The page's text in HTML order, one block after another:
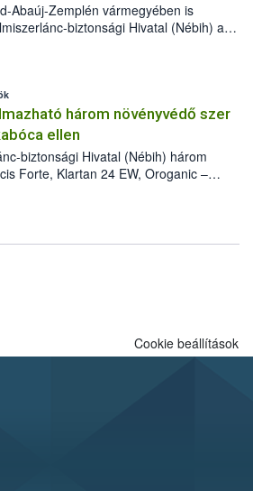
Abaúj-Zemplén vármegyében is
biztonsági Hivatal (Nébih) a
(Agrilus planipennis) jelenlétét. A
találták meg, de már fertőzött
az intézkedéseket a szlovák
a terjedés megállítása érdekében.
három növényvédő szer
ellen
biztonsági Hivatal (Nébih) három
Forte, Klartan 24 EW, Oroganic –
így azok a szüretet követően,
(BBCH 91) stádiumáig
lehetőség a károsító elleni további
elérhető és ökológiai termesztésben is
Cookie beállítások